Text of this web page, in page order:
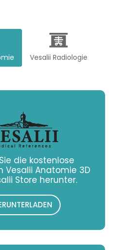
Vesalii Radiologie
die kostenlose
Vesalii Anatomie 3D
Store herunter.